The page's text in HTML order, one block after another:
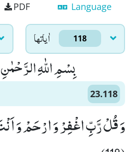
PDF Language
اٰياتها 118
بِسْمِ اللّٰهِ
23.118
وَ قُلْ رَّبِّ اغْفِرْ وَ ارْحَمْ وَ